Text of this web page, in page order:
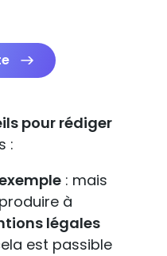
pour rédiger
s :
: mais
à
légales
est passible